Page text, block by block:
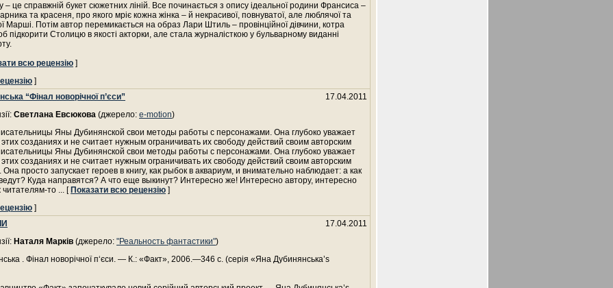
– це справжній букет сюжетних ліній. Все починається з опису ідеальної родини Франсиса –
та красеня, про якого мріє кожна жінка – й некрасивої, повнуватої, але люблячої та
Марші. Потім автор перемикається на образ Лари Штиль – провінційної дівчини, котра
підкорити Столицю в якості акторки, але стала журналісткою у бульварному виданні
всю рецензію ]
]
17.04.2011
“Фінал новорічної п’єси”
Светлана Евсюкова (джерело: e-motion)
Яны Дубинянской свои методы работы с персонажами. Она глубоко уважает
созданиях и не считает нужным ограничивать их свободу действий своим авторским
Яны Дубинянской свои методы работы с персонажами. Она глубоко уважает
созданиях и не считает нужным ограничивать их свободу действий своим авторским
просто запускает героев в книгу, как рыбок в аквариум, и внимательно наблюдает: а как
Куда направятся? А что еще выкинут? Интересно же! Интересно автору, интересно
читателям-то ... [ Показати всю рецензію ]
]
17.04.2011
Наталя Марків (джерело: "Реальность фантастики")
. Фінал новорічної п‘єси. — К.: «Факт», 2006.—346 с. (серія «Яна Дубинянська’s